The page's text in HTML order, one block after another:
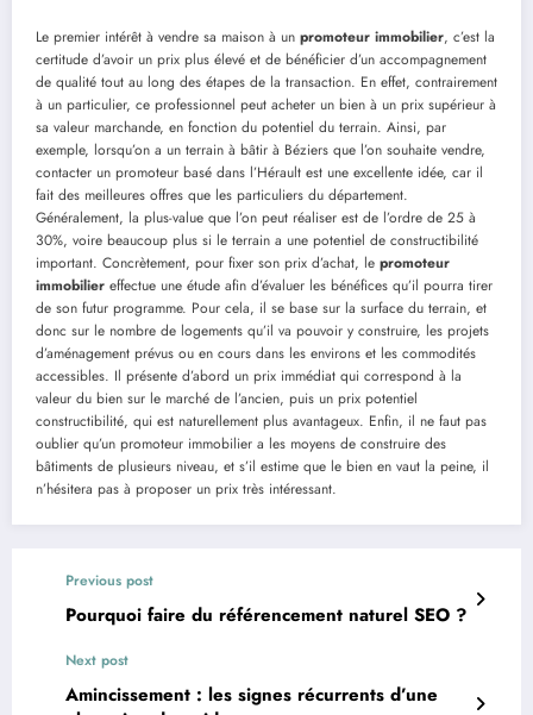
Le premier intérêt à vendre sa maison à un promoteur immobilier, c’est la
certitude d’avoir un prix plus élevé et de bénéficier d’un accompagnement
de qualité tout au long des étapes de la transaction. En effet, contrairement
à un particulier, ce professionnel peut acheter un bien à un prix supérieur à
sa valeur marchande, en fonction du potentiel du terrain. Ainsi, par
exemple, lorsqu’on a un terrain à bâtir à Béziers que l’on souhaite vendre,
contacter un promoteur basé dans l’Hérault est une excellente idée, car il
fait des meilleures offres que les particuliers du département.
Généralement, la plus-value que l’on peut réaliser est de l’ordre de 25 à
30%, voire beaucoup plus si le terrain a une potentiel de constructibilité
important. Concrètement, pour fixer son prix d’achat, le promoteur
immobilier effectue une étude afin d’évaluer les bénéfices qu’il pourra tirer
de son futur programme. Pour cela, il se base sur la surface du terrain, et
donc sur le nombre de logements qu’il va pouvoir y construire, les projets
d’aménagement prévus ou en cours dans les environs et les commodités
accessibles. Il présente d’abord un prix immédiat qui correspond à la
valeur du bien sur le marché de l’ancien, puis un prix potentiel
constructibilité, qui est naturellement plus avantageux. Enfin, il ne faut pas
oublier qu’un promoteur immobilier a les moyens de construire des
bâtiments de plusieurs niveau, et s’il estime que le bien en vaut la peine, il
n’hésitera pas à proposer un prix très intéressant.
Previous post
Pourquoi faire du référencement naturel SEO ?
Next post
Amincissement : les signes récurrents d’une